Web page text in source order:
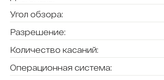
Угол обзора:
Разрешение:
Количество касаний:
Операционная система: